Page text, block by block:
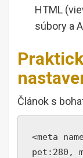
HTML
súbory a
Článok s
<meta
pet:280,